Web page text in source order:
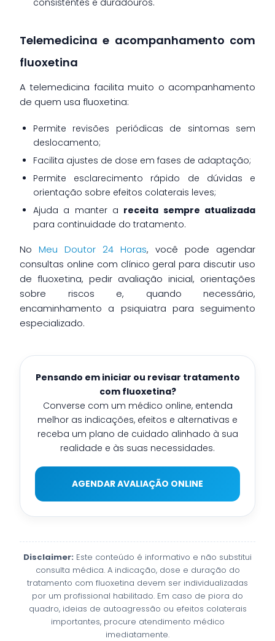
Telemedicina e acompanhamento com
fluoxetina
A telemedicina facilita muito o acompanhamento
de quem usa fluoxetina:
Permite revisões periódicas de sintomas sem
deslocamento;
Facilita ajustes de dose em fases de adaptação;
Permite esclarecimento rápido de dúvidas e
orientação sobre efeitos colaterais leves;
Ajuda a manter a receita sempre atualizada
para continuidade do tratamento.
No Meu Doutor 24 Horas, você pode agendar
consultas online com clínico geral para discutir uso
de fluoxetina, pedir avaliação inicial, orientações
sobre riscos e, quando necessário,
encaminhamento a psiquiatra para seguimento
especializado.
Pensando em iniciar ou revisar tratamento
com fluoxetina?
Converse com um médico online, entenda
melhor as indicações, efeitos e alternativas e
receba um plano de cuidado alinhado à sua
realidade e às suas necessidades.
AGENDAR AVALIAÇÃO ONLINE
Disclaimer: Este conteúdo é informativo e não substitui
consulta médica. A indicação, dose e duração do
tratamento com fluoxetina devem ser individualizadas
por um profissional habilitado. Em caso de piora do
quadro, ideias de autoagressão ou efeitos colaterais
importantes, procure atendimento médico
imediatamente.